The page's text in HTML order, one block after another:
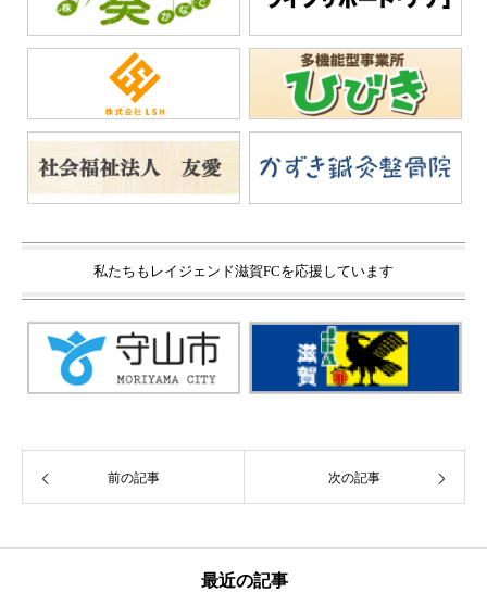
私たちもレイジェンド滋賀FCを応援しています
前の記事 次の記事
最近の記事